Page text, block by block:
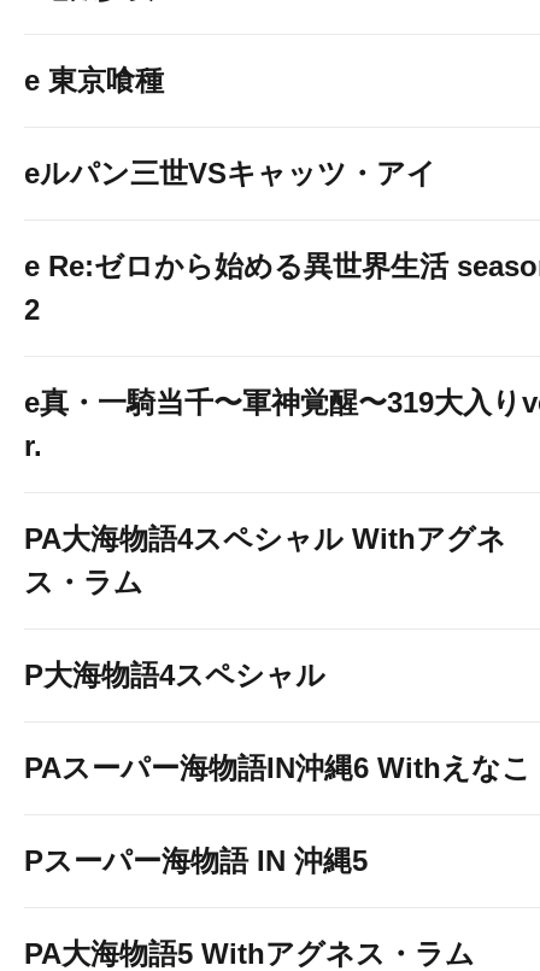
e 東京喰種
eルパン三世VSキャッツ・アイ
e Re:ゼロから始める異世界生活
2
e真・一騎当千〜軍神覚醒〜319大入り
r.
PA大海物語4スペシャル Withアグネ
ス・ラム
P大海物語4スペシャル
PAスーパー海物語IN沖縄6 Withえなこ
Pスーパー海物語 IN 沖縄5
PA大海物語5 Withアグネス・ラム